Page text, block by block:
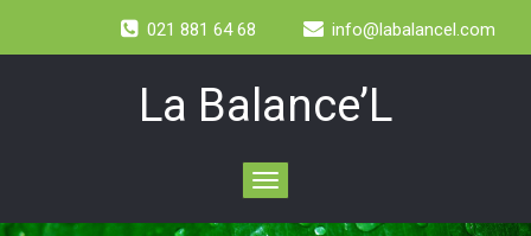
021 881 64 68 info@labalancel.com
La Balance’L
Toggle
navigation